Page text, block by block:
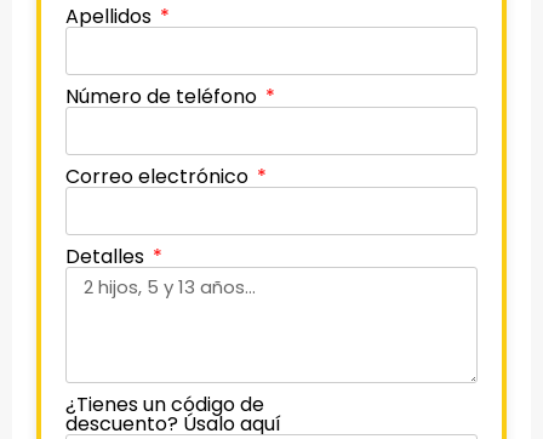
Apellidos
Número de teléfono
Correo electrónico
Detalles
¿Tienes un código de
descuento? Úsalo aquí